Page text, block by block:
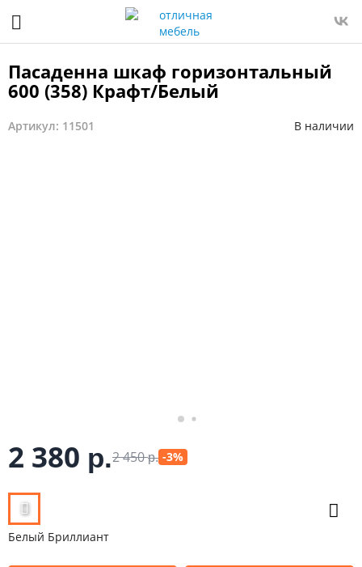
Пасаденна шкаф горизонтальный
600 (358) Крафт/Белый
Артикул: 11501 В наличии
2 380 р.2 450р. -3%
Белый Бриллиант